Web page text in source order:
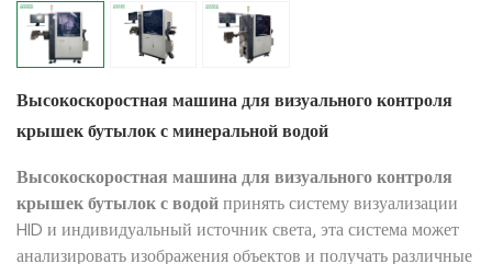
Высокоскоростная машина для визуального контроля
крышек бутылок с минеральной водой
Высокоскоростная машина для визуального контроля
крышек бутылок с водой принять систему визуализации
HID и индивидуальный источник света, эта система может
анализировать изображения объектов и получать различные